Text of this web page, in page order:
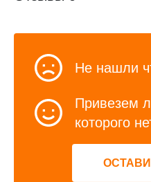
Не нашли
Привезем
которого